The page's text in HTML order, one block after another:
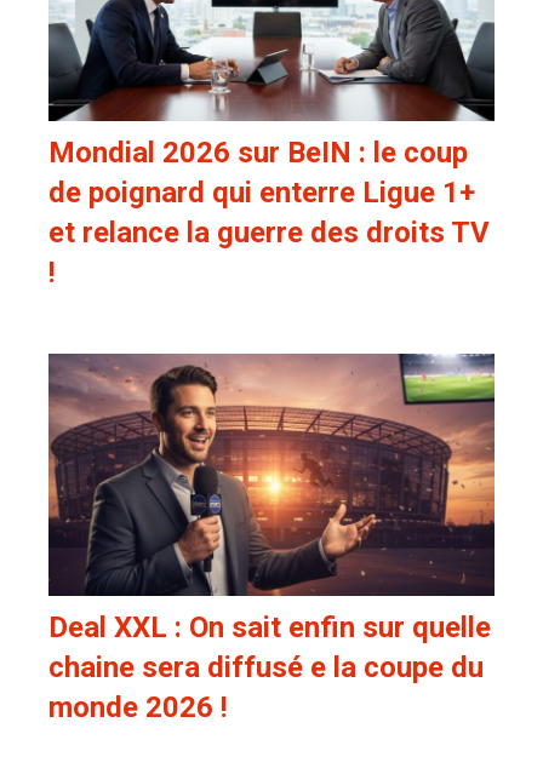
Mondial 2026 sur BeIN : le coup
de poignard qui enterre Ligue 1+
et relance la guerre des droits TV
!
Deal XXL : On sait enfin sur quelle
chaine sera diffusé e la coupe du
monde 2026 !